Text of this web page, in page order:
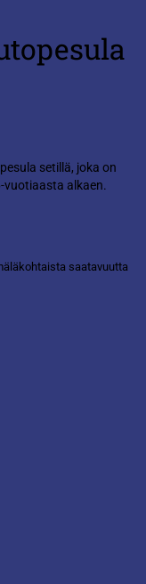
setillä, joka on
vuotiaasta alkaen.
saatavuutta